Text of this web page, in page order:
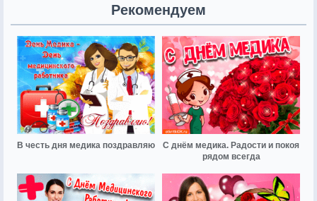
Рекомендуем
В честь дня медика поздравляю
С днём медика. Радости и покоя
рядом всегда